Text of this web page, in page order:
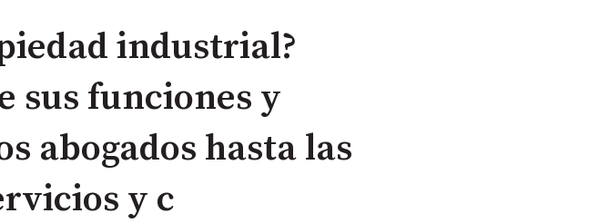
industrial?
sus funciones y
abogados hasta las
y c